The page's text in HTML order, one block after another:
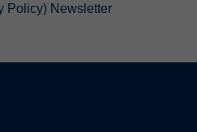
Policy) Newsletter